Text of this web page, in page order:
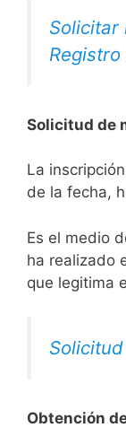
Solicitar
Registro
Solicitud de
La
de la fecha,
Es el medio
ha realizado
que legitima
Obtención